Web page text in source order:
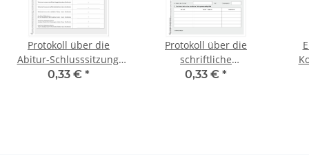
Protokoll über die
Abitur-Schlusssitzung,
berufliches Gymnasium,
0,33 € *
Protokoll über die
schriftliche
Abschlussprüfung, RSA /
0,33 € *